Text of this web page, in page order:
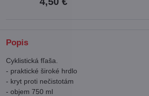
Popis
Cyklistická fľaša.
- praktické široké hrdlo
- kryt proti nečistotám
- objem 750 ml